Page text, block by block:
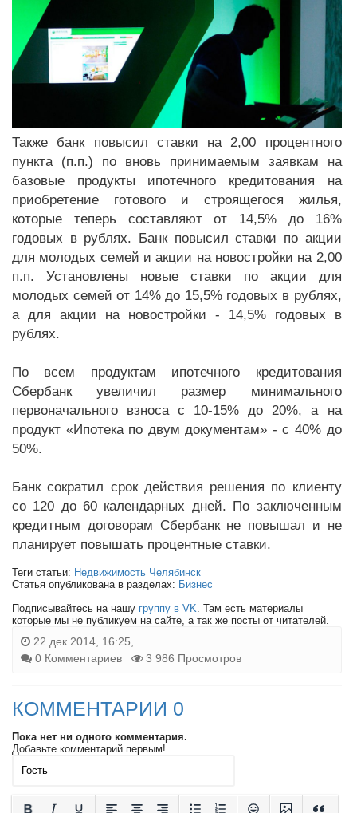
Также банк повысил ставки на 2,00 процентного
пункта (п.п.) по вновь принимаемым заявкам на
базовые продукты ипотечного кредитования на
приобретение готового и строящегося жилья,
которые теперь составляют от 14,5% до 16%
годовых в рублях. Банк повысил ставки по акции
для молодых семей и акции на новостройки на 2,00
п.п. Установлены новые ставки по акции для
молодых семей от 14% до 15,5% годовых в рублях,
а для акции на новостройки - 14,5% годовых в
рублях.
По всем продуктам ипотечного кредитования
Сбербанк увеличил размер минимального
первоначального взноса с 10-15% до 20%, а на
продукт «Ипотека по двум документам» - с 40% до
50%.
Банк сократил срок действия решения по клиенту
со 120 до 60 календарных дней. По заключенным
кредитным договорам Сбербанк не повышал и не
планирует повышать процентные ставки.
Теги статьи: Недвижимость Челябинск
Статья опубликована в разделах: Бизнес
Подписывайтесь на нашу группу в VK . Там есть материалы
которые мы не публикуем на сайте, а так же посты от читателей.
22 дек 2014, 16:25,
0 Комментариев
3 986 Просмотров
КОММЕНТАРИИ 0
Пока нет ни одного комментария.
Добавьте комментарий первым!